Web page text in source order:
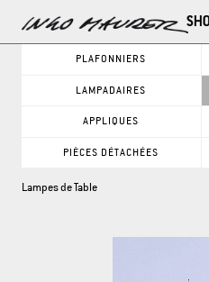
CATÉGORIES DE PRODUITS
PLAFONNIERS
LAMPADAIRES
APPLIQUES
PIÈCES DÉTACHÉES
Lampes de Table